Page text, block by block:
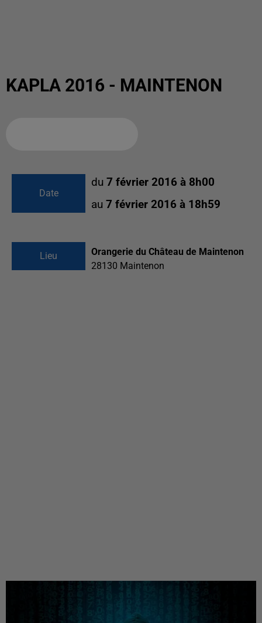
KAPLA 2016 - MAINTENON
Date
du 7 février 2016 à 8h00
au 7 février 2016 à 18h59
Lieu
Orangerie du Château de Maintenon
28130 Maintenon